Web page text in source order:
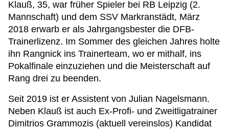
Klauß, 35, war früher Spieler bei RB Leipzig (2.
Mannschaft) und dem SSV Markranstädt, März
2018 erwarb er als Jahrgangsbester die DFB-
Trainerlizenz. Im Sommer des gleichen Jahres holte
ihn Rangnick ins Trainerteam, wo er mithalf, ins
Pokalfinale einzuziehen und die Meisterschaft auf
Rang drei zu beenden.
Seit 2019 ist er Assistent von Julian Nagelsmann.
Neben Klauß ist auch Ex-Profi- und Zweitligatrainer
Dimitrios Grammozis (aktuell vereinslos) Kandidat